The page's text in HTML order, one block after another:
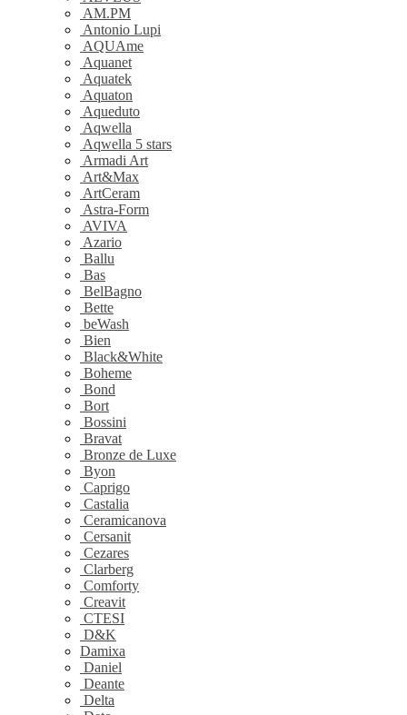
AM.PM
Antonio Lupi
AQUAme
Aquanet
Aquatek
Aquaton
Aqueduto
Aqwella
Aqwella 5 stars
Armadi Art
Art&Max
ArtCeram
Astra-Form
AVIVA
Azario
Ballu
Bas
BelBagno
Bette
beWash
Bien
Black&White
Boheme
Bond
Bort
Bossini
Bravat
Bronze de Luxe
Byon
Caprigo
Castalia
Ceramicanova
Cersanit
Cezares
Clarberg
Comforty
Creavit
CTESI
D&K
Damixa
Daniel
Deante
Delta